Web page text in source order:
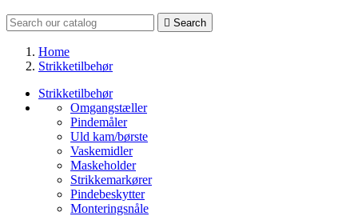
 Search
Home
Strikketilbehør
Strikketilbehør
Omgangstæller
Pindemåler
Uld kam/børste
Vaskemidler
Maskeholder
Strikkemarkører
Pindebeskytter
Monteringsnåle